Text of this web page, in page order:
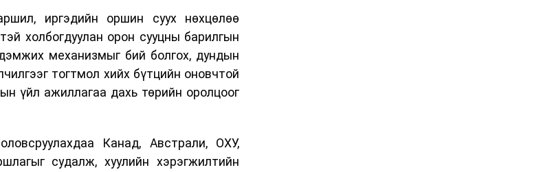
иргэдийн оршин суух нөхцөлөө
холбогдуулан орон сууцны барилгын
механизмыг бий болгох, дундын
тогтмол хийх бүтцийн оновчтой
үйл ажиллагаа дахь төрийн оролцоог
Канад, Австрали, ОХУ,
судалж, хуулийн хэрэгжилтийн